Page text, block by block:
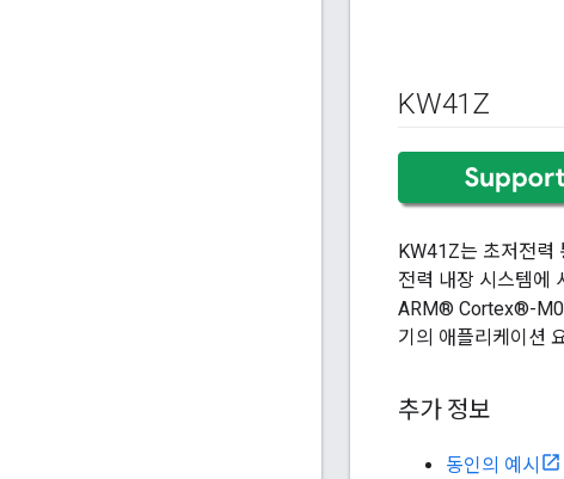
KW41Z
KW41Z는 초저전력
전력 내장 시스템에
ARM® Cortex®-
기의 애플리케이션
추가 정보
동인의 예시